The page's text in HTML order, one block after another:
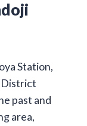
Station,
District
past and
area,